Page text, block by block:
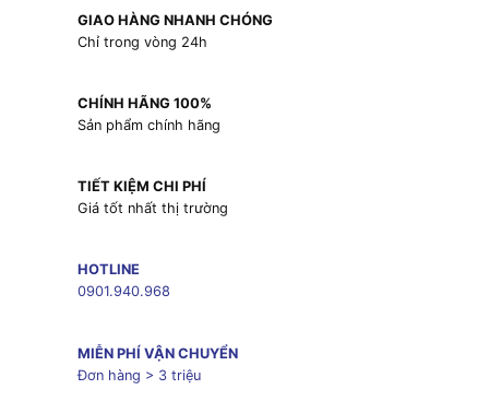
GIAO HÀNG NHANH CHÓNG
Chỉ trong vòng 24h
CHÍNH HÃNG 100%
Sản phẩm chính hãng
TIẾT KIỆM CHI PHÍ
Giá tốt nhất thị trường
HOTLINE
0901.940.968
MIỄN PHÍ VẬN CHUYỂN
Đơn hàng > 3 triệu